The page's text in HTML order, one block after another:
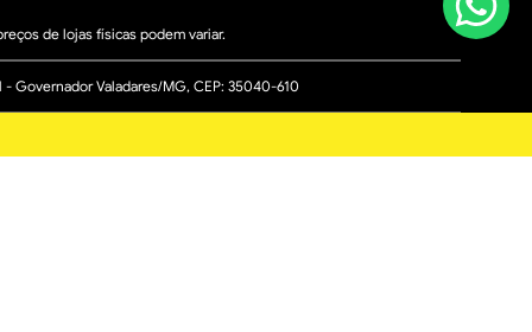
de lojas físicas podem variar.
Governador Valadares/MG, CEP: 35040-610